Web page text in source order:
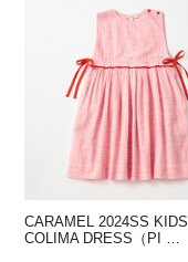
CARAMEL 2024SS KIDS
COLIMA DRESS（PI …